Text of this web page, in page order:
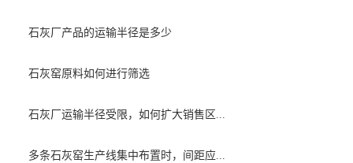
石灰厂产品的运输半径是多少
石灰窑原料如何进行筛选
石灰厂运输半径受限，如何扩大销售区...
多条石灰窑生产线集中布置时，间距应...